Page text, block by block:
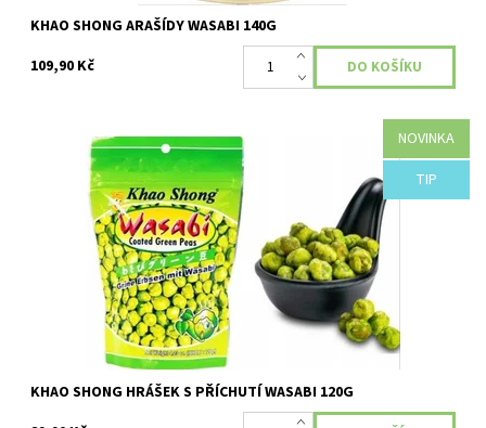
KHAO SHONG ARAŠÍDY WASABI 140G
109,90 Kč
NOVINKA
TIP
Dostupnost: Skladem
KHAO SHONG HRÁŠEK S PŘÍCHUTÍ WASABI 120G